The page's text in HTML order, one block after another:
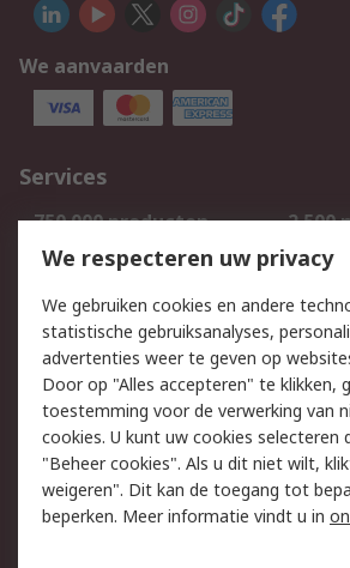
We aanvaarden
Services
750.000 producten
2.500
Bestellen
Track & Trace
Wettelijk
Cookiebeleid
Email
Privacybeleid
Algemene
verkoopvoorwaarden
We respecteren uw privacy
We gebruiken cookies en andere
statistische gebruiksanalyses,
advertenties weer te geven op
Door op "Alles accepteren" te klikken,
toestemming voor de verwerking van
cookies. U kunt uw cookies selecteren
"Beheer cookies". Als u dit niet wilt,
weigeren". Dit kan de toegang tot
beperken. Meer informatie vindt u in